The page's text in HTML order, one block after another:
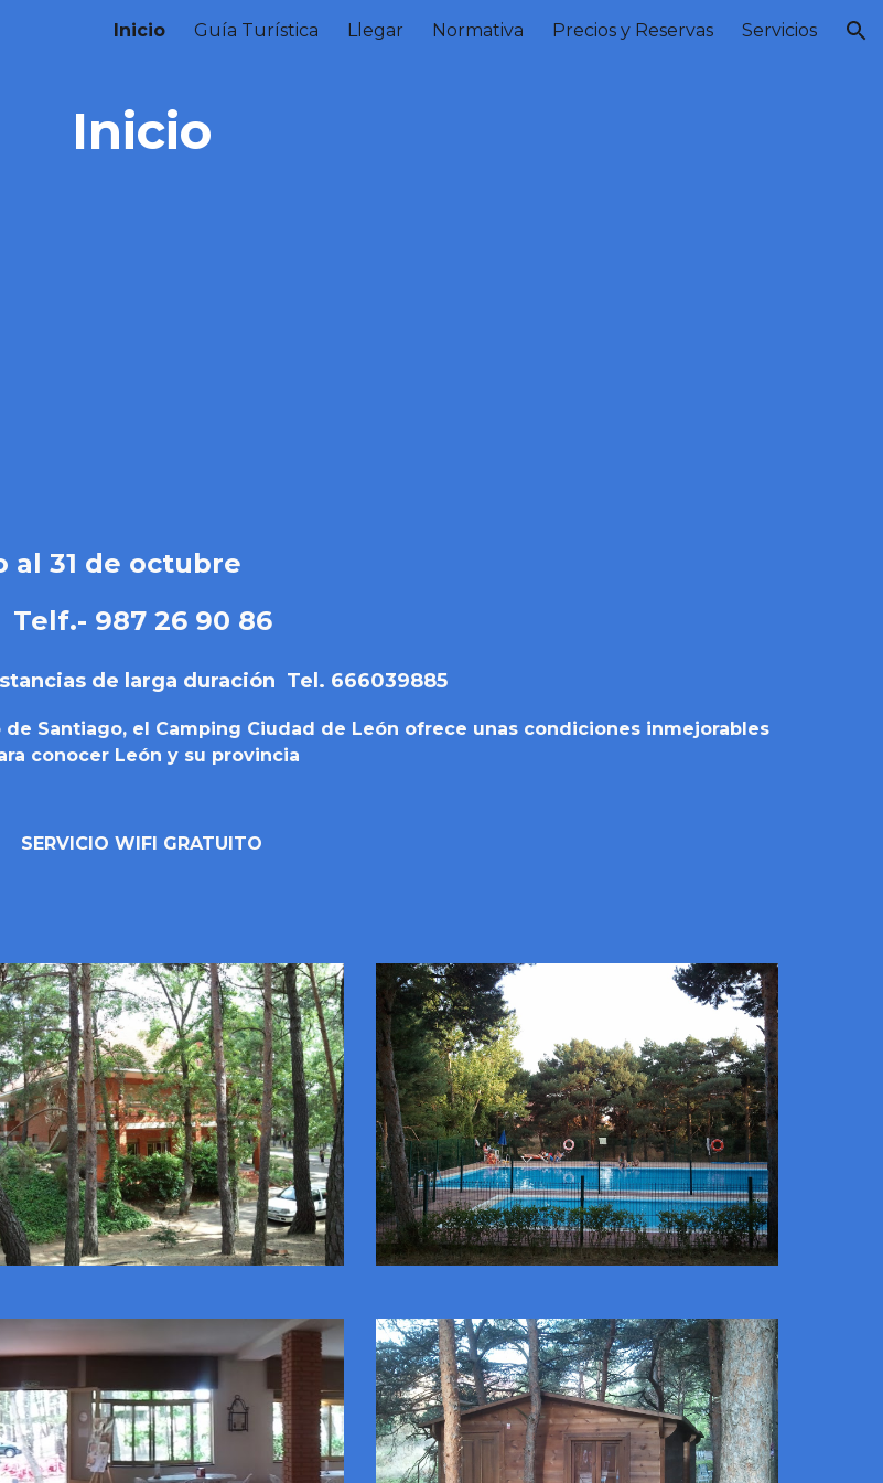
Skip to navigation
Inicio Guía Turística Llegar Normativa Precios y Reservas Servicios
Inicio
al 31 de octubre
Telf.- 987 26 90 86
de larga duración Tel. 666039885
Santiago, el Camping Ciudad de León ofrece unas condiciones inmejorables
conocer León y su provincia
SERVICIO WIFI GRATUITO